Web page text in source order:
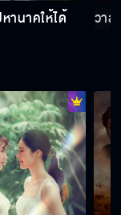
ไม่ต้องพึ่งกู
านาคให้ได้ วาส